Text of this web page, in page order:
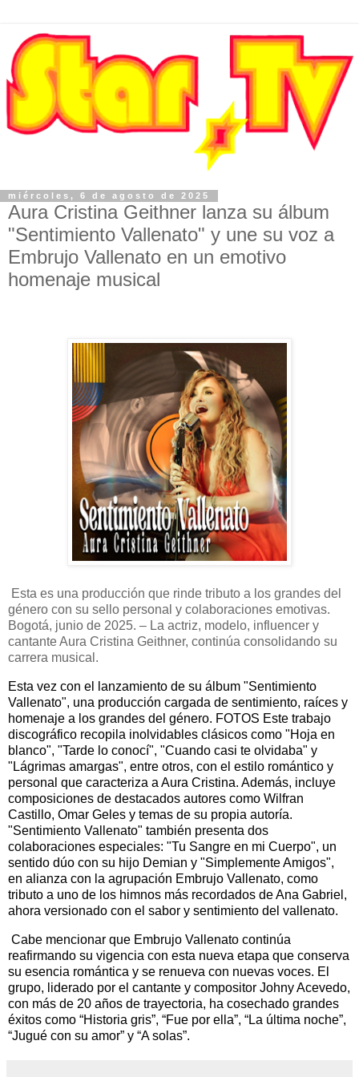
miércoles, 6 de agosto de 2025
Aura Cristina Geithner lanza su álbum
"Sentimiento Vallenato" y une su voz a
Embrujo Vallenato en un emotivo
homenaje musical
Esta es una producción que rinde tributo a los grandes del
género con su sello personal y colaboraciones emotivas.
Bogotá, junio de 2025. – La actriz, modelo, influencer y
cantante Aura Cristina Geithner, continúa consolidando su
carrera musical.
Esta vez con el lanzamiento de su álbum "Sentimiento
Vallenato", una producción cargada de sentimiento, raíces y
homenaje a los grandes del género. FOTOS Este trabajo
discográfico recopila inolvidables clásicos como "Hoja en
blanco", "Tarde lo conocí", "Cuando casi te olvidaba" y
"Lágrimas amargas", entre otros, con el estilo romántico y
personal que caracteriza a Aura Cristina. Además, incluye
composiciones de destacados autores como Wilfran
Castillo, Omar Geles y temas de su propia autoría.
"Sentimiento Vallenato" también presenta dos
colaboraciones especiales: "Tu Sangre en mi Cuerpo", un
sentido dúo con su hijo Demian y "Simplemente Amigos",
en alianza con la agrupación Embrujo Vallenato, como
tributo a uno de los himnos más recordados de Ana Gabriel,
ahora versionado con el sabor y sentimiento del vallenato.
Cabe mencionar que Embrujo Vallenato continúa
reafirmando su vigencia con esta nueva etapa que conserva
su esencia romántica y se renueva con nuevas voces. El
grupo, liderado por el cantante y compositor Johny Acevedo,
con más de 20 años de trayectoria, ha cosechado grandes
éxitos como “Historia gris”, “Fue por ella”, “La última noche”,
“Jugué con su amor” y “A solas”.